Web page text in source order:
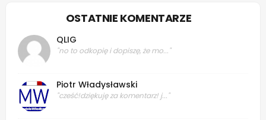
OSTATNIE KOMENTARZE
QLIG
"no to odkopię i dopiszę, że mo..."
Piotr Władysławski
"cześć!dziękuję za komentarz! j..."